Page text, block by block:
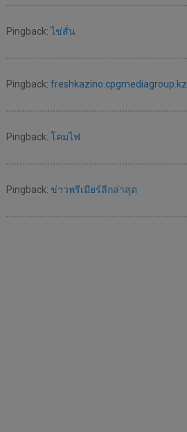
Pingback:ไข่สั่น
Pingback: freshkazino.cpgmediagroup.kz
Pingback: โคมไฟ
Pingback: ข่าวพรีเมียร์ลีกล่าสุด